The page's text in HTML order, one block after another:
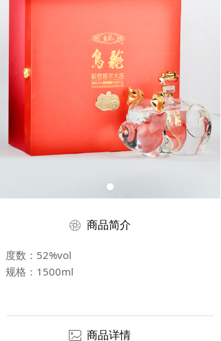
商品简介
度数：52%vol
规格：1500ml
商品详情
ꁵ
ꂈ